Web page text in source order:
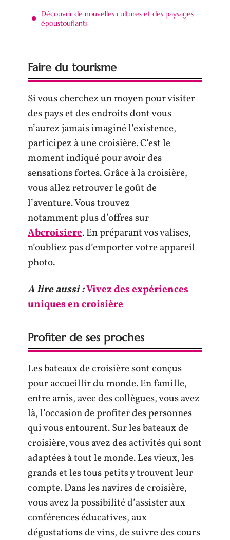
Découvrir de nouvelles cultures et des paysages
époustouflants
Faire du tourisme
Si vous cherchez un moyen pour visiter
des pays et des endroits dont vous
n’aurez jamais imaginé l’existence,
participez à une croisière. C’est le
moment indiqué pour avoir des
sensations fortes. Grâce à la croisière,
vous allez retrouver le goût de
l’aventure. Vous trouvez
notamment plus d’offres sur
Abcroisiere. En préparant vos valises,
n’oubliez pas d’emporter votre appareil
photo.
A lire aussi :Vivez des expériences
uniques en croisière
Profiter de ses proches
Les bateaux de croisière sont conçus
pour accueillir du monde. En famille,
entre amis, avec des collègues, vous avez
là, l’occasion de profiter des personnes
qui vous entourent. Sur les bateaux de
croisière, vous avez des activités qui sont
adaptées à tout le monde. Les vieux, les
grands et les tous petits y trouvent leur
compte. Dans les navires de croisière,
vous avez la possibilité d’assister aux
conférences éducatives, aux
dégustations de vins, de suivre des cours